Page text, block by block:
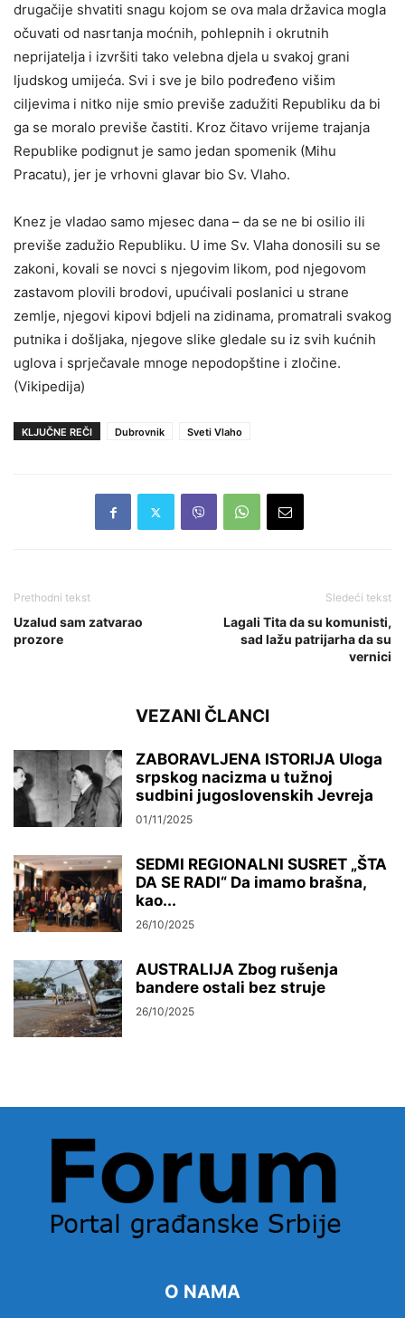
drugačije shvatiti snagu kojom se ova mala državica mogla
očuvati od nasrtanja moćnih, pohlepnih i okrutnih
neprijatelja i izvršiti tako velebna djela u svakoj grani
ljudskog umijeća. Svi i sve je bilo podređeno višim
ciljevima i nitko nije smio previše zadužiti Republiku da bi
ga se moralo previše častiti. Kroz čitavo vrijeme trajanja
Republike podignut je samo jedan spomenik (Mihu
Pracatu), jer je vrhovni glavar bio Sv. Vlaho.
Knez je vladao samo mjesec dana – da se ne bi osilio ili
previše zadužio Republiku. U ime Sv. Vlaha donosili su se
zakoni, kovali se novci s njegovim likom, pod njegovom
zastavom plovili brodovi, upućivali poslanici u strane
zemlje, njegovi kipovi bdjeli na zidinama, promatrali svakog
putnika i došljaka, njegove slike gledale su iz svih kućnih
uglova i sprječavale mnoge nepodopštine i zločine.
(Vikipedija)
KLJUČNE REČI Dubrovnik Sveti Vlaho
Prethodni tekst
Uzalud sam zatvarao
prozore
Sledeći tekst
Lagali Tita da su komunisti,
sad lažu patrijarha da su
vernici
VEZANI ČLANCI
ZABORAVLJENA ISTORIJA Uloga
srpskog nacizma u tužnoj
sudbini jugoslovenskih Jevreja
01/11/2025
SEDMI REGIONALNI SUSRET „ŠTA
DA SE RADI“ Da imamo brašna,
kao...
26/10/2025
AUSTRALIJA Zbog rušenja
bandere ostali bez struje
26/10/2025
O NAMA